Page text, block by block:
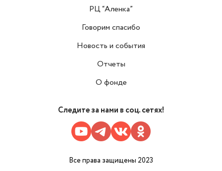
РЦ “Аленка”
Говорим спасибо
Новость и события
Отчеты
О фонде
Следите за нами в соц. сетях!
Все права защищены 2023